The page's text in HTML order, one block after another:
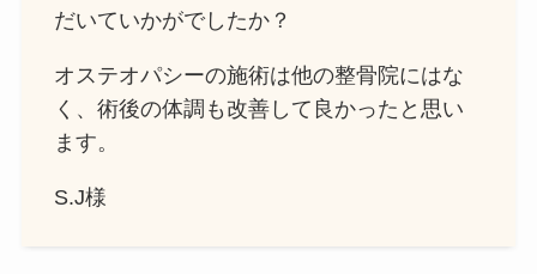
だいていかがでしたか？
オステオパシーの施術は他の整骨院にはな
く、術後の体調も改善して良かったと思い
ます。
S.J様